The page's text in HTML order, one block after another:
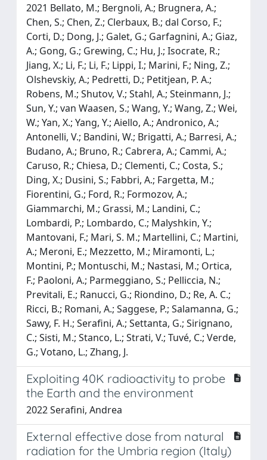
2021 Bellato, M.; Bergnoli, A.; Brugnera, A.;
Chen, S.; Chen, Z.; Clerbaux, B.; dal Corso, F.;
Corti, D.; Dong, J.; Galet, G.; Garfagnini, A.; Giaz,
A.; Gong, G.; Grewing, C.; Hu, J.; Isocrate, R.;
Jiang, X.; Li, F.; Li, F.; Lippi, I.; Marini, F.; Ning, Z.;
Olshevskiy, A.; Pedretti, D.; Petitjean, P. A.;
Robens, M.; Shutov, V.; Stahl, A.; Steinmann, J.;
Sun, Y.; van Waasen, S.; Wang, Y.; Wang, Z.; Wei,
W.; Yan, X.; Yang, Y.; Aiello, A.; Andronico, A.;
Antonelli, V.; Bandini, W.; Brigatti, A.; Barresi, A.;
Budano, A.; Bruno, R.; Cabrera, A.; Cammi, A.;
Caruso, R.; Chiesa, D.; Clementi, C.; Costa, S.;
Ding, X.; Dusini, S.; Fabbri, A.; Fargetta, M.;
Fiorentini, G.; Ford, R.; Formozov, A.;
Giammarchi, M.; Grassi, M.; Landini, C.;
Lombardi, P.; Lombardo, C.; Malyshkin, Y.;
Mantovani, F.; Mari, S. M.; Martellini, C.; Martini,
A.; Meroni, E.; Mezzetto, M.; Miramonti, L.;
Montini, P.; Montuschi, M.; Nastasi, M.; Ortica,
F.; Paoloni, A.; Parmeggiano, S.; Pelliccia, N.;
Previtali, E.; Ranucci, G.; Riondino, D.; Re, A. C.;
Ricci, B.; Romani, A.; Saggese, P.; Salamanna, G.;
Sawy, F. H.; Serafini, A.; Settanta, G.; Sirignano,
C.; Sisti, M.; Stanco, L.; Strati, V.; Tuvé, C.; Verde,
G.; Votano, L.; Zhang, J.
Exploiting 40K radioactivity to probe
the Earth and the environment
2022 Serafini, Andrea
External effective dose from natural
radiation for the Umbria region (Italy)